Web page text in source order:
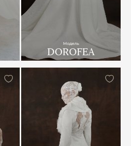
Модель
DOROFEA